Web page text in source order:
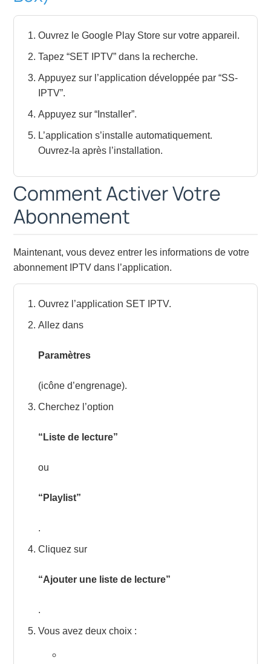
Ouvrez le Google Play Store sur votre appareil.
Tapez “SET IPTV” dans la recherche.
Appuyez sur l’application développée par “SS-
IPTV”.
Appuyez sur “Installer”.
L’application s’installe automatiquement.
Ouvrez-la après l’installation.
Comment Activer Votre
Abonnement
Maintenant, vous devez entrer les informations de votre
abonnement IPTV dans l’application.
Ouvrez l’application SET IPTV.
Allez dans
Paramètres
(icône d’engrenage).
Cherchez l’option
“Liste de lecture”
ou
“Playlist”
.
Cliquez sur
“Ajouter une liste de lecture”
.
Vous avez deux choix :